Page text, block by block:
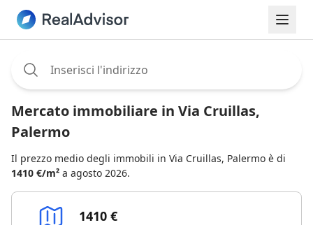
Mercato immobiliare in Via Cruillas,
Palermo
Il prezzo medio degli immobili in Via Cruillas, Palermo è di
1410 €/m² a agosto 2026.
1410 €